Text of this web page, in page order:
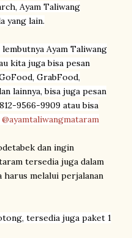
Ayam Taliwang
yang lain.
Ayam Taliwang
kita juga bisa pesan
GrabFood,
lainnya, bisa juga pesan
9566-9909 atau bisa
@ayamtaliwangmataram
dan ingin
tersedia juga dalam
harus melalui perjalanan
tersedia juga paket 1